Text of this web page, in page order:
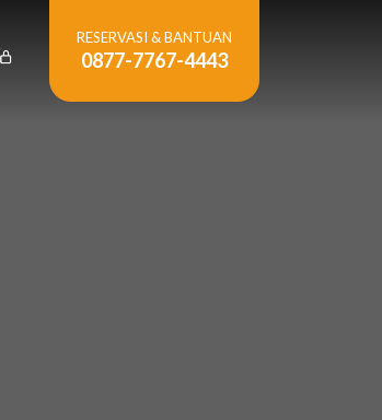
RESERVASI & BANTUAN
0877-7767-4443